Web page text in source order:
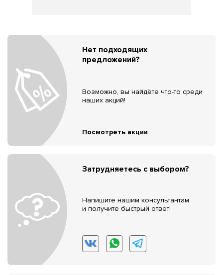
Нет подходящих
предложений?
Возможно, вы найдёте что-то среди
наших акций!
Посмотреть акции
Затрудняетесь с выбором?
Напишите нашим консультантам
и получите быстрый ответ!